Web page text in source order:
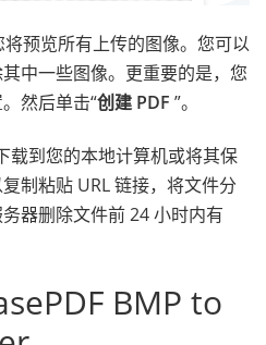
预览所有上传的图像。您可以
中一些图像。更重要的是，您
然后单击“创建 PDF ”。
载到您的本地计算机或将其保
制粘贴 URL 链接，将文件分
器删除文件前 24 小时内有
BMP to